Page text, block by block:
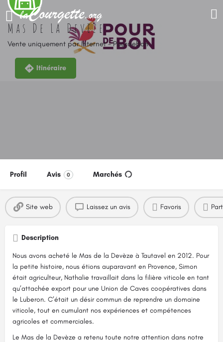
Mas De La Devèze
Vente uniquement par Internet - Pourdebon
Itinéraire
Profil Avis 0 Marchés
Site web Laissez un avis Favoris
Description
Nous avons acheté le Mas de la Devèze à Tautavel en 2012. Pour
la petite histoire, nous étions auparavant en Provence, Simon
était agriculteur, Nathalie travaillait dans la filière viticole en tant
qu’attachée export pour une Union de Caves coopératives dans
le Luberon. C’était un désir commun de reprendre un domaine
viticole, tout en cumulant nos expériences et compétences
agricoles et commerciales.
Le Mas de la Devèze a retenu toute notre attention dans notre